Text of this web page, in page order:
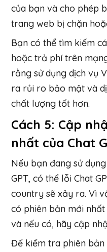
của bạn và cho phép
trang web bị chặn
Bạn có thể tìm kiếm
hoặc trả phí trên
rằng sử dụng dịch vụ
ra rủi ro bảo mật và
chất lượng tốt hơn.
Cách 5: Cập
nhất của Chat
Nếu bạn đang sử
GPT, có thể lỗi Chat
country sẽ xảy ra. Vì
có phiên bản mới
và nếu có, hãy cập
Để kiểm tra phiên bản